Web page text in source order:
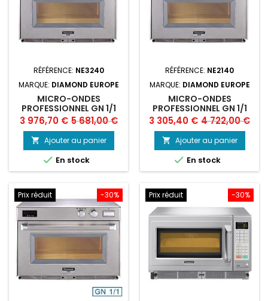
RÉFÉRENCE: NE3240
MARQUE: DIAMOND EUROPE
MICRO-ONDES
PROFESSIONNEL GN 1/1
3200 W, INOX
Prix
3 976,70 € Prix
de
base
5 681,00 €
 Ajouter au panier
 En stock
RÉFÉRENCE: NE2140
MARQUE: DIAMOND EUROPE
MICRO-ONDES
PROFESSIONNEL GN 1/1
2100 W, INOX
Prix
3 305,40 € Prix
de
base
4 722,00 €
 Ajouter au panier
 En stock
-30%
Prix réduit -30%
Prix réduit